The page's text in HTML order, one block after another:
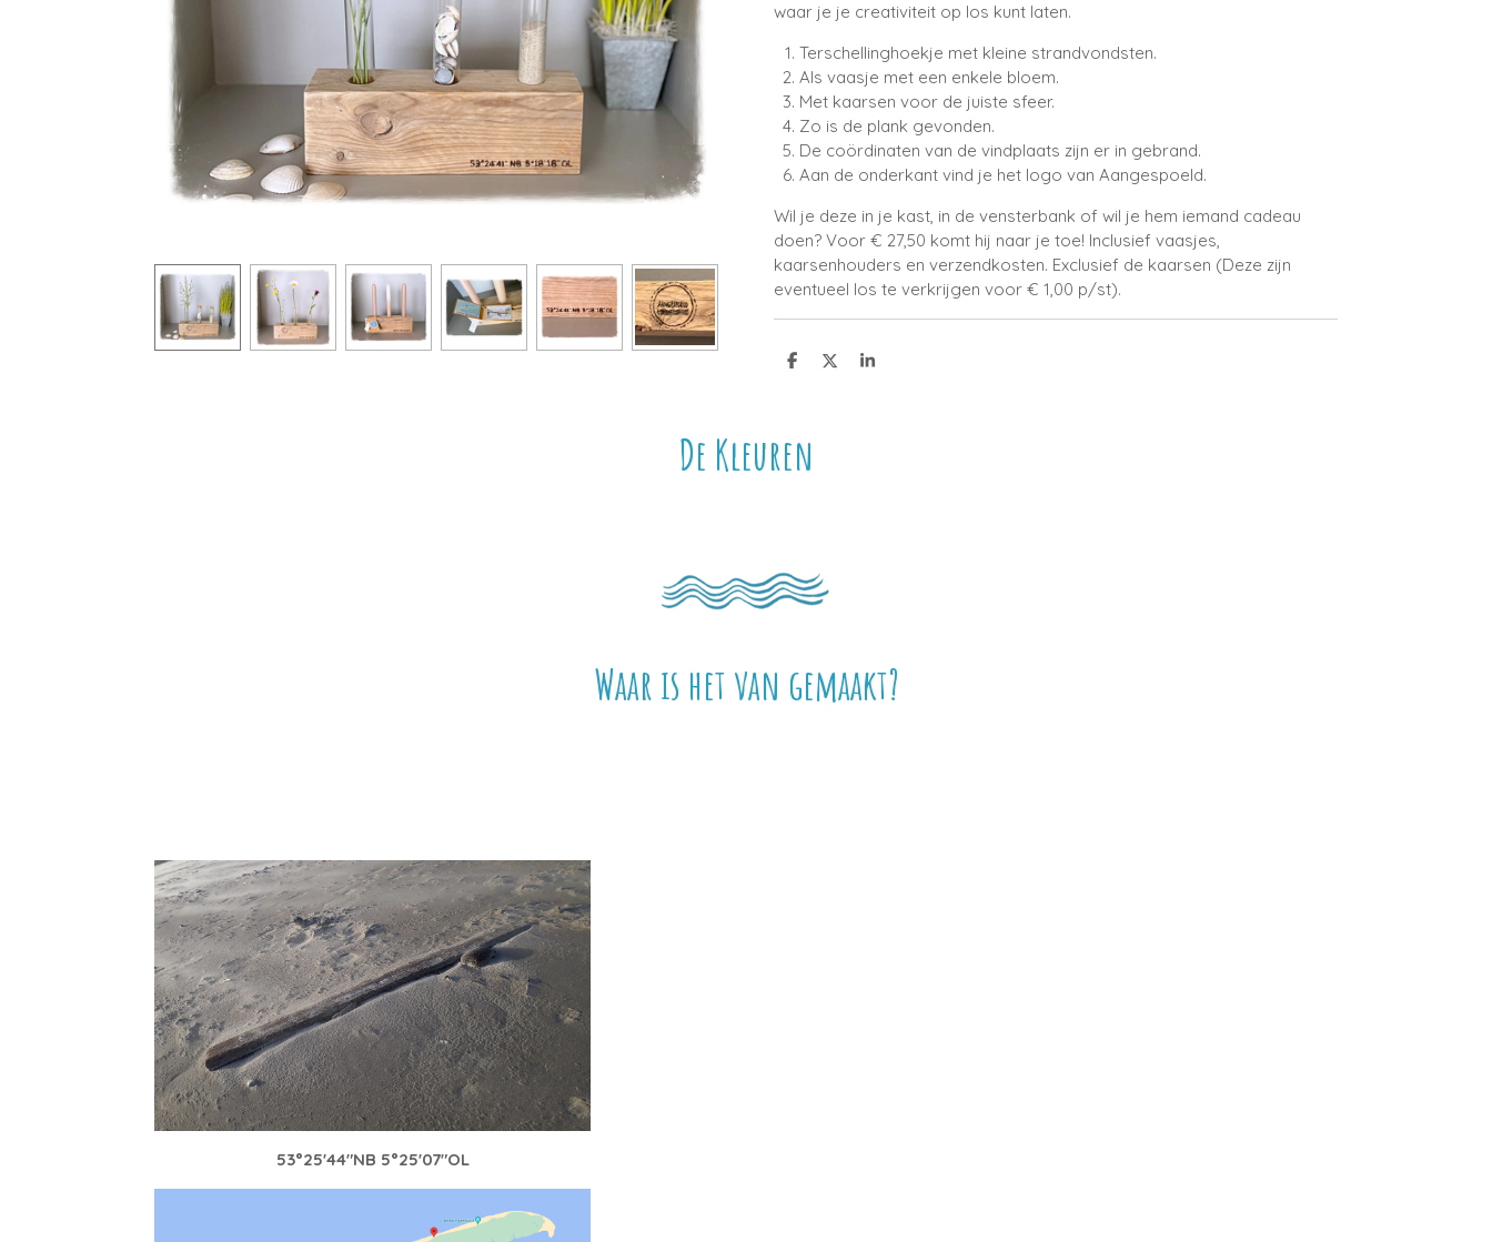
waar je je creativiteit op los kunt laten.
Terschellinghoekje met kleine strandvondsten.
Als vaasje met een enkele bloem.
Met kaarsen voor de juiste sfeer.
Zo is de plank gevonden.
De coördinaten van de vindplaats zijn er in gebrand.
Aan de onderkant vind je het logo van Aangespoeld.
Wil je deze in je kast, in de vensterbank of wil je hem iemand cadeau
doen? Voor € 27,50 komt hij naar je toe! Inclusief vaasjes,
kaarsenhouders en verzendkosten. Exclusief de kaarsen (Deze zijn
eventueel los te verkrijgen voor € 1,00 p/st).
D
D
S
De Kleuren
Waar is het van gemaakt?
53°25'44"NB 5°25'07"OL